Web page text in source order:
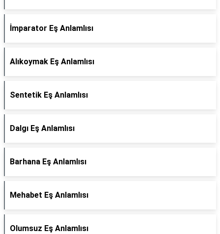
İmparator Eş Anlamlısı
Alıkoymak Eş Anlamlısı
Sentetik Eş Anlamlısı
Dalgı Eş Anlamlısı
Barhana Eş Anlamlısı
Mehabet Eş Anlamlısı
Olumsuz Eş Anlamlısı